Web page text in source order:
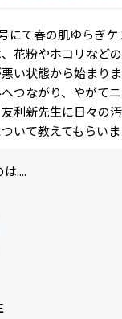
にて春の肌ゆらぎ
花粉やホコリなど
い状態から始まり
つながり、やがて
利新先生に日々の
いて教えてもらいま
....